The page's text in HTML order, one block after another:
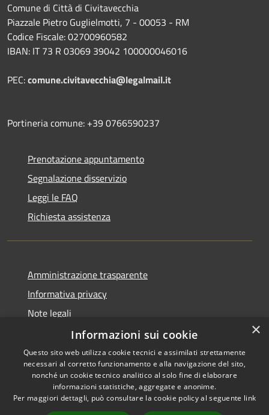
Comune di Città di Civitavecchia
Piazzale Pietro Guglielmotti, 7 - 00053 - RM
Codice Fiscale: 02700960582
IBAN: IT 73 R 03069 39042 100000046016
PEC:comune.civitavecchia@legalmail.it
Portineria comune: +39 0766590237
Prenotazione appuntamento
Segnalazione disservizio
Leggi le FAQ
Richiesta assistenza
Amministrazione trasparente
Informativa privacy
Note legali
Dichiarazione di accessibilità
RSS
Accessibilità
Copyright © 2026 • Città di
×
Informazioni sui cookie
Questo sito web utilizza cookie tecnici e assimilati strettamente
necessari al corretto funzionamento e alla navigazione del sito,
nonché un cookie tecnico analitico al solo fine di elaborare
informazioni statistiche, aggregate e anonime.
Per maggiori dettagli, può consultare la cookie policy al seguente link